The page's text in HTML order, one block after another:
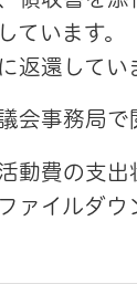
ています。
返還してい
会事務局で
動費の支出
ァイルダウ